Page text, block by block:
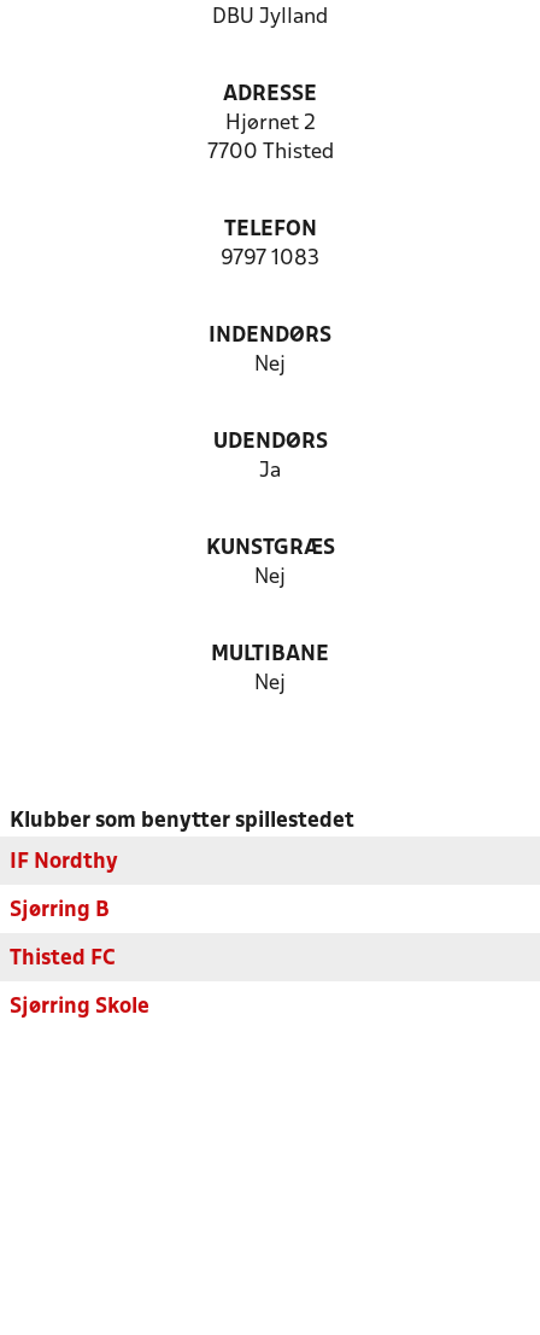
DBU Jylland
ADRESSE
Hjørnet 2
7700 Thisted
TELEFON
9797 1083
INDENDØRS
Nej
UDENDØRS
Ja
KUNSTGRÆS
Nej
MULTIBANE
Nej
Klubber som benytter spillestedet
IF Nordthy
Sjørring B
Thisted FC
Sjørring Skole